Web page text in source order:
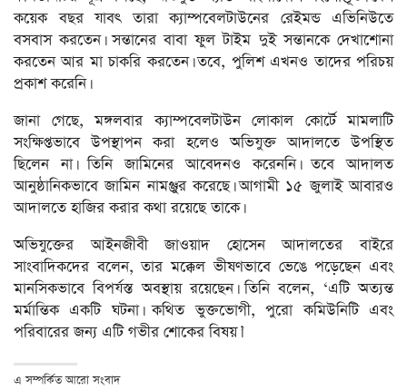
কয়েক বছর যাবৎ তারা ক্যাম্পবেলটাউনের রেইমন্ড এভিনিউতে
বসবাস করতেন। সন্তানের বাবা ফুল টাইম দুই সন্তানকে দেখাশোনা
করতেন আর মা চাকরি করতেন। তবে, পুলিশ এখনও তাদের পরিচয়
প্রকাশ করেনি।
জানা গেছে, মঙ্গলবার ক্যাম্পবেলটাউন লোকাল কোর্টে মামলাটি
সংক্ষিপ্তভাবে উপস্থাপন করা হলেও অভিযুক্ত আদালতে উপস্থিত
ছিলেন না। তিনি জামিনের আবেদনও করেননি। তবে আদালত
আনুষ্ঠানিকভাবে জামিন নামঞ্জুর করেছে। আগামী ১৫ জুলাই আবারও
আদালতে হাজির করার কথা রয়েছে তাকে।
অভিযুক্তের আইনজীবী জাওয়াদ হোসেন আদালতের বাইরে
সাংবাদিকদের বলেন, তার মক্কেল ভীষণভাবে ভেঙে পড়েছেন এবং
মানসিকভাবে বিপর্যস্ত অবস্থায় রয়েছেন। তিনি বলেন, ‘এটি অত্যন্ত
মর্মান্তিক একটি ঘটনা। কথিত ভুক্তভোগী, পুরো কমিউনিটি এবং
পরিবারের জন্য এটি গভীর শোকের বিষয়।’
এ সম্পর্কিত আরো সংবাদ